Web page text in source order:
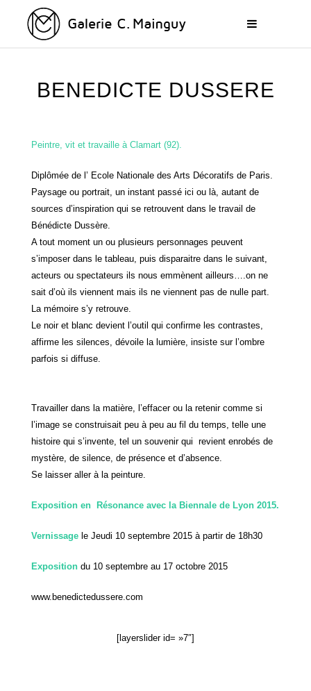
BENEDICTE DUSSERE
Peintre, vit et travaille à Clamart (92).
Diplômée de l’ Ecole Nationale des Arts Décoratifs de Paris.
Paysage ou portrait, un instant passé ici ou là, autant de
sources d’inspiration qui se retrouvent dans le travail de
Bénédicte Dussère.
A tout moment un ou plusieurs personnages peuvent
s’imposer dans le tableau, puis disparaitre dans le suivant,
acteurs ou spectateurs ils nous emmènent ailleurs….on ne
sait d’où ils viennent mais ils ne viennent pas de nulle part.
La mémoire s’y retrouve.
Le noir et blanc devient l’outil qui confirme les contrastes,
affirme les silences, dévoile la lumière, insiste sur l’ombre
parfois si diffuse.
Travailler dans la matière, l’effacer ou la retenir comme si
l’image se construisait peu à peu au fil du temps, telle une
histoire qui s’invente, tel un souvenir qui revient enrobés de
mystère, de silence, de présence et d’absence.
Se laisser aller à la peinture.
Exposition en Résonance avec la Biennale de Lyon 2015.
Vernissage le Jeudi 10 septembre 2015 à partir de 18h30
Exposition du 10 septembre au 17 octobre 2015
www.benedictedussere.com
[layerslider id= »7″]